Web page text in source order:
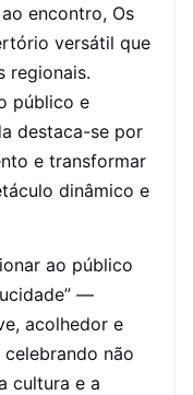
encontro, Os
versátil que
regionais.
público e
destaca-se por
e transformar
dinâmico e
ao público
—
acolhedor e
não
cultura e a